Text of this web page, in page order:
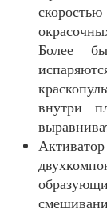
Более
внутри